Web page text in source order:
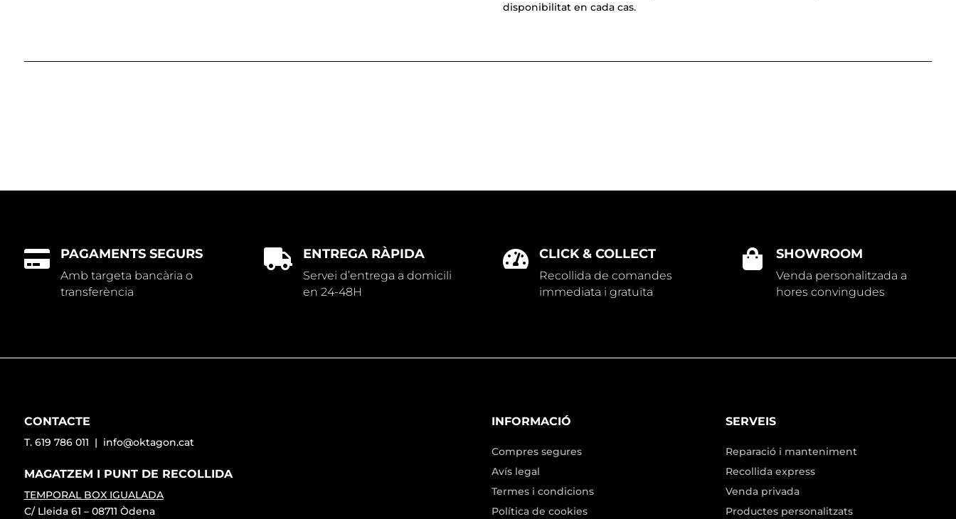
disponibilitat en cada cas.
 PAGAMENTS SEGURS
Amb targeta bancària o
transferència
 ENTREGA RÀPIDA
Servei d’entrega a domicili
en 24-48H
 CLICK & COLLECT
Recollida de comandes
immediata i gratuïta
 SHOWROOM
Venda personalitzada a
hores convingudes
CONTACTE
T. 619 786 011 | info@oktagon.cat
MAGATZEM I PUNT DE RECOLLIDA
TEMPORAL BOX IGUALADA
C/ Lleida 61 – 08711 Òdena
INFORMACIÓ
Compres segures
Avís legal
Termes i condicions
Política de cookies
SERVEIS
Reparació i manteniment
Recollida express
Venda privada
Productes personalitzats